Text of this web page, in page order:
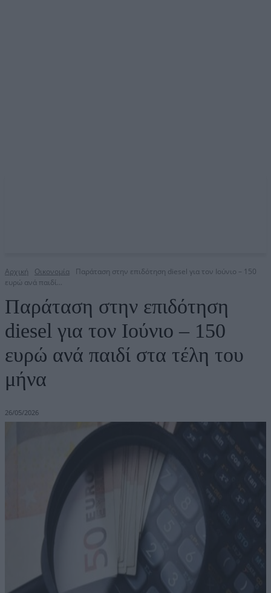
Αρχική Οικονομία
Παράταση στην επιδότηση diesel για τον Ιούνιο – 150
ευρώ ανά παιδί...
Παράταση στην επιδότηση
diesel για τον Ιούνιο – 150
ευρώ ανά παιδί στα τέλη του
μήνα
26/05/2026